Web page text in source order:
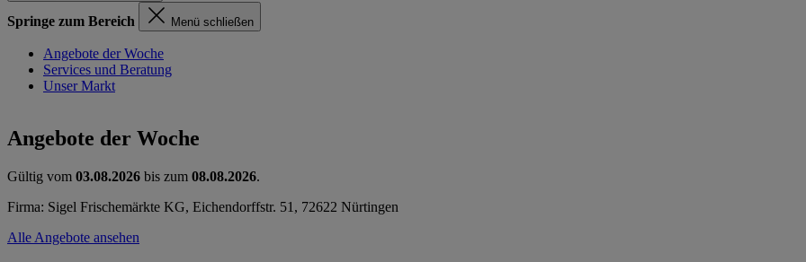
Springe zum Bereich Menü schließen
Angebote der Woche
Services und Beratung
Unser Markt
Angebote der Woche
Gültig vom 03.08.2026 bis zum 08.08.2026.
Firma: Sigel Frischemärkte KG, Eichendorffstr. 51, 72622 Nürtingen
Alle Angebote ansehen